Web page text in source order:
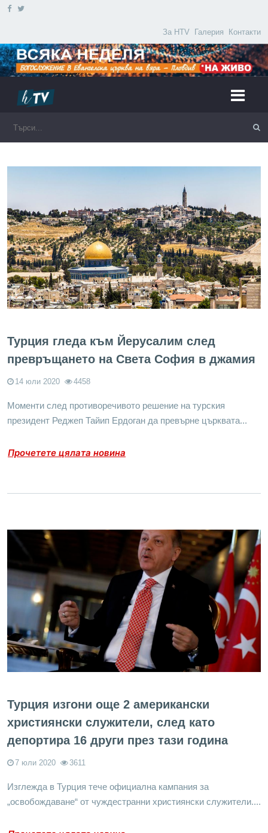
За HTV Галерия Контакти
Турция гледа към Йерусалим след
превръщането на Света София в джамия
14 юли 2020 4458
Моменти след противоречивото решение на турския
президент Реджеп Тайип Ердоган да превърне църквата...
Прочетете цялата новина
Турция изгони още 2 американски
християнски служители, след като
депортира 16 други през тази година
7 юли 2020 3611
Изглежда в Турция тече официална кампания за
„освобождаване“ от чуждестранни християнски служители....